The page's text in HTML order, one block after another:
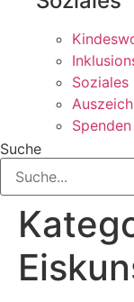
Soziales
Spenden
Suche